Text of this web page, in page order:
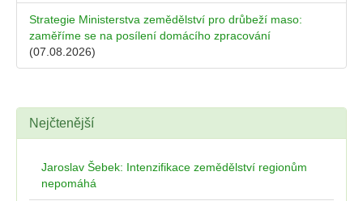
Strategie Ministerstva zemědělství pro drůbeží maso:
zaměříme se na posílení domácího zpracování
(07.08.2026)
Nejčtenější
Jaroslav Šebek: Intenzifikace zemědělství regionům
nepomáhá